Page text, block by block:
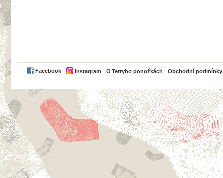
Facebook Instagram O Terryho ponožkách Obchodní podmínky
PayPal